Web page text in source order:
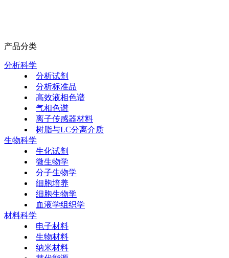
产品分类
分析科学
分析试剂
分析标准品
高效液相色谱
气相色谱
离子传感器材料
树脂与LC分离介质
生物科学
生化试剂
微生物学
分子生物学
细胞培养
细胞生物学
血液学组织学
材料科学
电子材料
生物材料
纳米材料